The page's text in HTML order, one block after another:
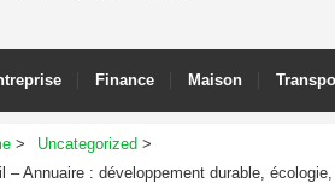
Finance Maison
Uncategorized
– Annuaire : développement durable,